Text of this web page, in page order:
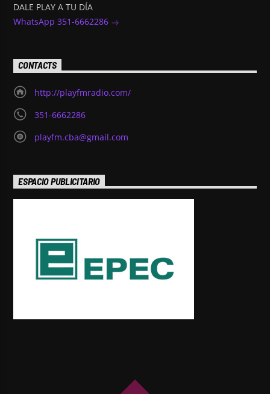
DALE PLAY A TU DÍA
WhatsApp 351-6662286
CONTACTS
http://playfmradio.com/
351-6662286
playfm.cba@gmail.com
ESPACIO PUBLICITARIO